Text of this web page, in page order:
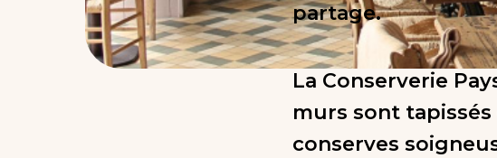
partage.
La Conserverie
murs sont
conserves